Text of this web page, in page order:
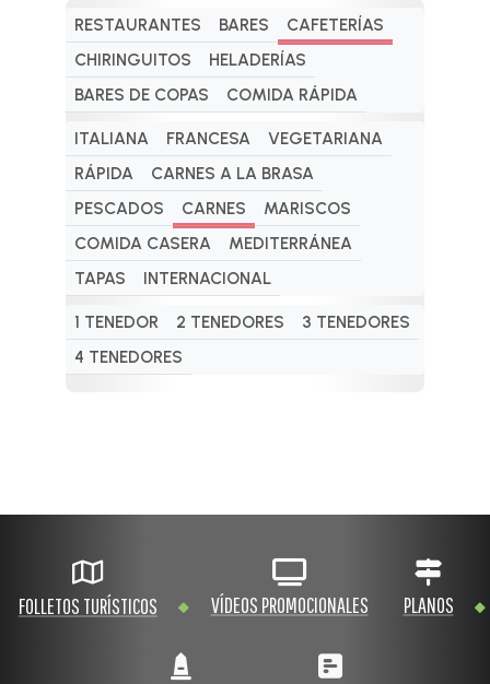
RESTAURANTES BARES
CAFETERÍAS
CHIRINGUITOS
HELADERÍAS
BARES DE COPAS
COMIDA RÁPIDA
ITALIANA FRANCESA
VEGETARIANA
RÁPIDA
CARNES A LA BRASA
PESCADOS
CARNES
MARISCOS
COMIDA CASERA
MEDITERRÁNEA
TAPAS
INTERNACIONAL
1 TENEDOR 2 TENEDORES
3 TENEDORES
4 TENEDORES
FOLLETOS TURÍSTICOS VÍDEOS PROMOCIONALES PLANOS